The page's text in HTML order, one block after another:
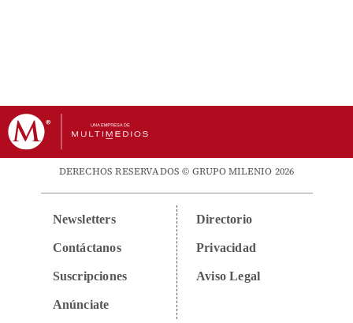
DERECHOS RESERVADOS © GRUPO MILENIO 2026
Newsletters
Contáctanos
Suscripciones
Anúnciate
Directorio
Privacidad
Aviso Legal